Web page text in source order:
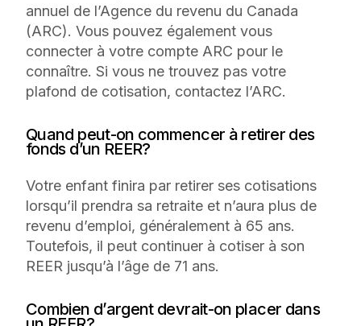
annuel de l’Agence du revenu du Canada
(ARC). Vous pouvez également vous
connecter à votre compte ARC pour le
connaître. Si vous ne trouvez pas votre
plafond de cotisation, contactez l’ARC.
Quand peut-on commencer à retirer des
fonds d’un REER?
Votre enfant finira par retirer ses cotisations
lorsqu’il prendra sa retraite et n’aura plus de
revenu d’emploi, généralement à 65 ans.
Toutefois, il peut continuer à cotiser à son
REER jusqu’à l’âge de 71 ans.
Combien d’argent devrait-on placer dans